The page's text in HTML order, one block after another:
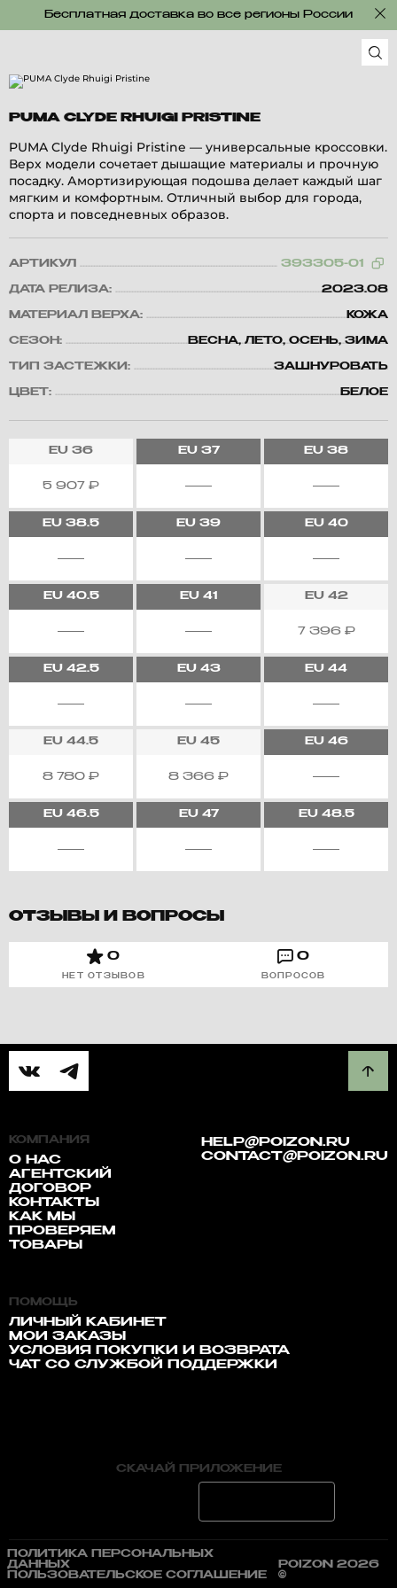
Бесплатная доставка во все регионы России
PUMA CLYDE RHUIGI PRISTINE
PUMA Clyde Rhuigi Pristine — универсальные кроссовки.
Верх модели сочетает дышащие материалы и прочную
посадку. Амортизирующая подошва делает каждый шаг
мягким и комфортным. Отличный выбор для города,
спорта и повседневных образов.
АРТИКУЛ 393305-01
ДАТА РЕЛИЗА: 2023.08
МАТЕРИАЛ ВЕРХА: КОЖА
СЕЗОН: ВЕСНА, ЛЕТО, ОСЕНЬ, ЗИМА
ТИП ЗАСТЕЖКИ: ЗАШНУРОВАТЬ
ЦВЕТ: БЕЛОЕ
EU 36
5 907 ₽
EU37 EU 38
EU 38.5 EU 39 EU40
EU40.5 EU 41 EU42
7 396 ₽
EU42.5 EU43 EU 44
EU 44.5
8 780 ₽
EU 45
8 366 ₽
EU46
EU46.5 EU47 EU48.5
ОТЗЫВЫ И ВОПРОСЫ
0
НЕТ ОТЗЫВОВ
0
ВОПРОСОВ
КОМПАНИЯ
О НАС
АГЕНТСКИЙ
ДОГОВОР
КОНТАКТЫ
КАК МЫ
ПРОВЕРЯЕМ
ТОВАРЫ
HELP@POIZON.RU
CONTACT@POIZON.RU
ПОМОЩЬ
ЛИЧНЫЙ КАБИНЕТ
МОИ ЗАКАЗЫ
УСЛОВИЯ ПОКУПКИ И ВОЗВРАТА
ЧАТ СО СЛУЖБОЙ ПОДДЕРЖКИ
СКАЧАЙ ПРИЛОЖЕНИЕ
ПОЛИТИКА ПЕРСОНАЛЬНЫХ
ДАННЫХ
ПОЛЬЗОВАТЕЛЬСКОЕ СОГЛАШЕНИЕ
POIZON 2026
©